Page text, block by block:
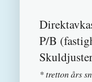
P/B
* tretton års